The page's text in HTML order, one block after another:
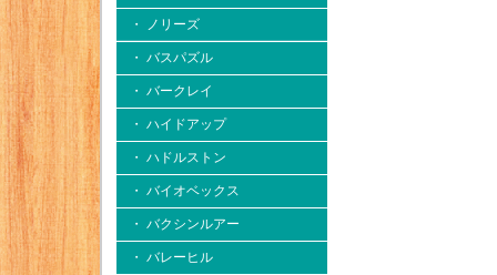
・ ノリーズ
・ バスパズル
・ バークレイ
・ ハイドアップ
・ ハドルストン
・ バイオベックス
・ バクシンルアー
・ バレーヒル